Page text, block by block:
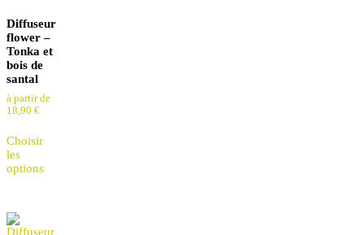
Diffuseur
flower –
Tonka et
bois de
santal
à partir de
18,90 €
Choisir
les
options